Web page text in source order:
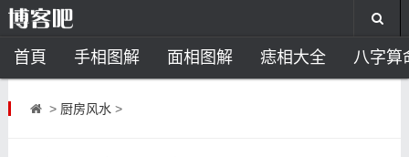
首頁 手相图解 面相图解 痣相大全 八字算
风水开运 助运饰品
> 厨房风水 >